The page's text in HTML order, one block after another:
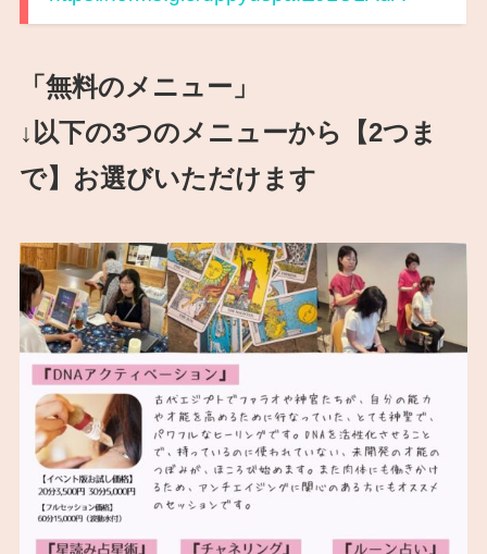
「無料のメニュー」
↓以下の3つのメニューから【2つま
で】お選びいただけます